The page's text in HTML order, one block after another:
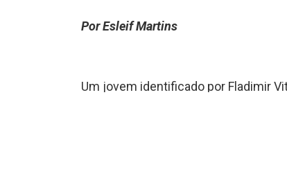
Por Esleif Martins
Um jovem identificado por Fladimir